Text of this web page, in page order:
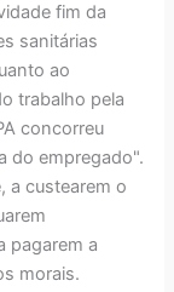
fim da
sanitárias
ao
trabalho pela
concorreu
do empregado".
a custearem o
pagarem a
morais.